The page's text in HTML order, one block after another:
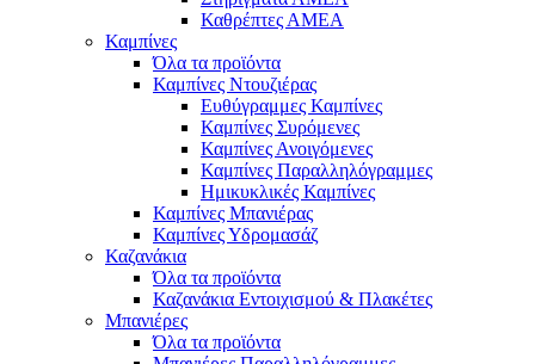
Καθρέπτες ΑΜΕΑ
Καμπίνες
Όλα τα προϊόντα
Καμπίνες Ντουζιέρας
Ευθύγραμμες Καμπίνες
Καμπίνες Συρόμενες
Καμπίνες Ανοιγόμενες
Καμπίνες Παραλληλόγραμμες
Ημικυκλικές Καμπίνες
Καμπίνες Μπανιέρας
Καμπίνες Υδρομασάζ
Καζανάκια
Όλα τα προϊόντα
Καζανάκια Εντοιχισμού & Πλακέτες
Μπανιέρες
Όλα τα προϊόντα